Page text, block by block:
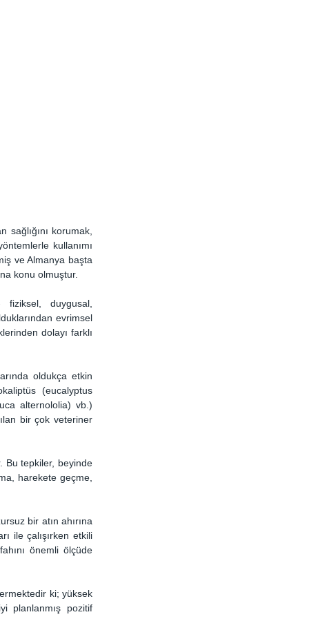
korumak,
kullanımı
ve Almanya başta
konu olmuştur.
duygusal,
evrimsel
dolayı farklı
oldukça etkin
(eucalyptus
alternololia) vb.)
bir çok veteriner
Bu tepkiler, beyinde
harekete geçme,
bir atın ahırına
ile çalışırken etkili
önemli ölçüde
ki; yüksek
planlanmış pozitif